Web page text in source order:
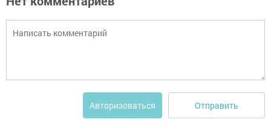
Авторизоваться Отправить